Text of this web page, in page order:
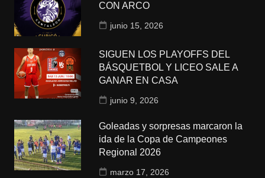
CON ARCO
junio 15, 2026
SIGUEN LOS PLAYOFFS DEL
BÁSQUETBOL Y LICEO SALE A
GANAR EN CASA
junio 9, 2026
Goleadas y sorpresas marcaron la
ida de la Copa de Campeones
Regional 2026
marzo 17, 2026